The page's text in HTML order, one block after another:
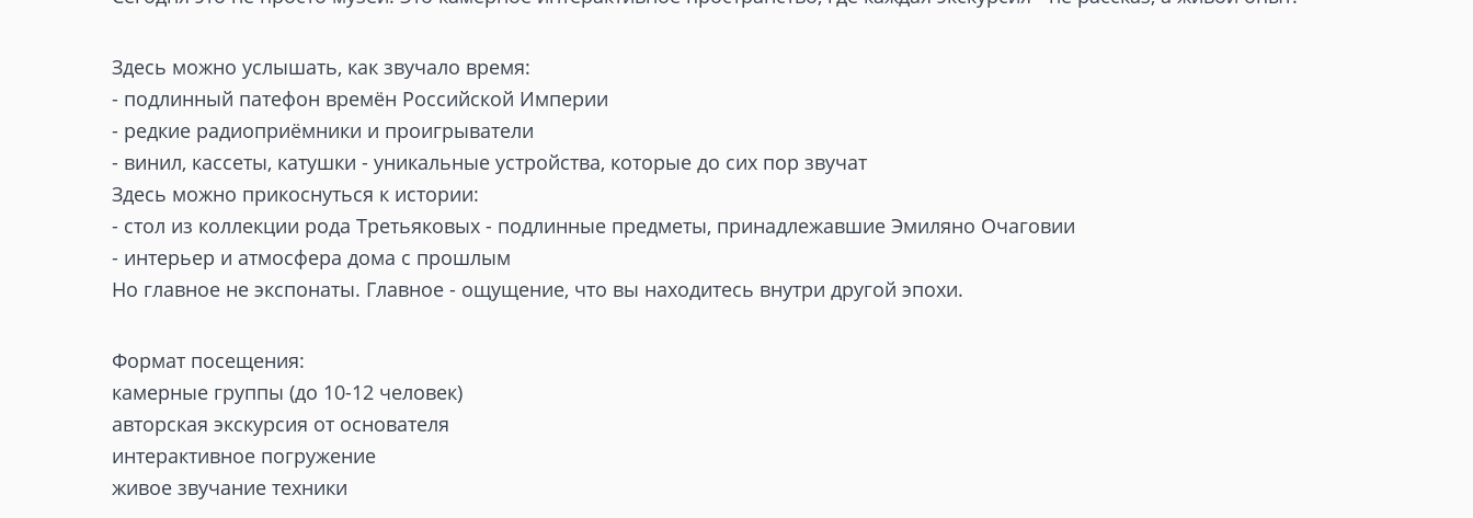
Здесь можно услышать, как звучало время:
- подлинный патефон времён Российской Империи
- редкие радиоприёмники и проигрыватели
- винил, кассеты, катушки - уникальные устройства, которые до сих пор звучат
Здесь можно прикоснуться к истории:
- стол из коллекции рода Третьяковых - подлинные предметы, принадлежавшие Эмиляно Очаговии
- интерьер и атмосфера дома с прошлым
Но главное не экспонаты. Главное - ощущение, что вы находитесь внутри другой эпохи.
Формат посещения:
камерные группы (до 10-12 человек)
авторская экскурсия от основателя
интерактивное погружение
живое звучание техники